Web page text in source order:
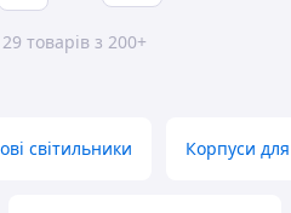
товарів з 200+
світильники Корпуси для